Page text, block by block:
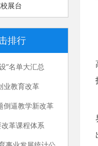
展台
排行
”名单大汇总
业教育改革
倒逼教学新改革
改革课程体系